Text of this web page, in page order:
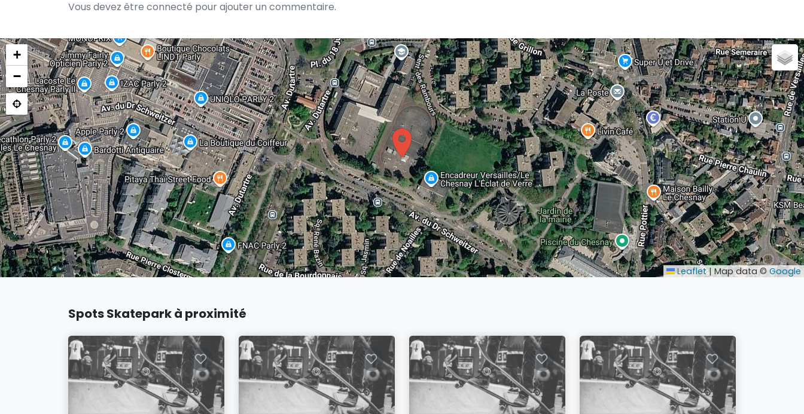
Vous devez être connecté pour ajouter un commentaire.
+
−
Leaflet | Map data ©Google
Spots Skatepark à proximité